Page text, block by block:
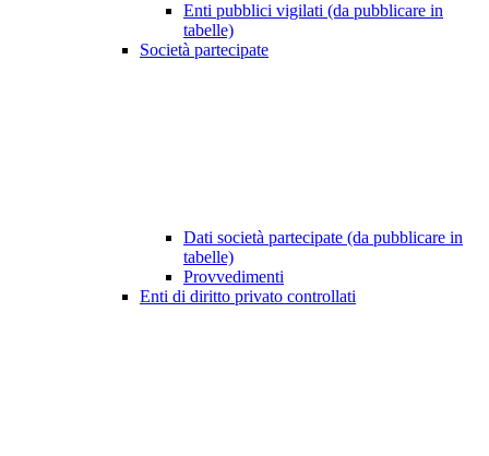
Enti pubblici vigilati (da pubblicare in
tabelle)
Società partecipate
Dati società partecipate (da pubblicare in
tabelle)
Provvedimenti
Enti di diritto privato controllati